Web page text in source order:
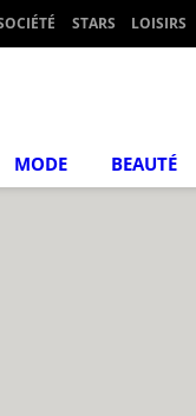
STARS LOISIRS
MODE BEAUTÉ